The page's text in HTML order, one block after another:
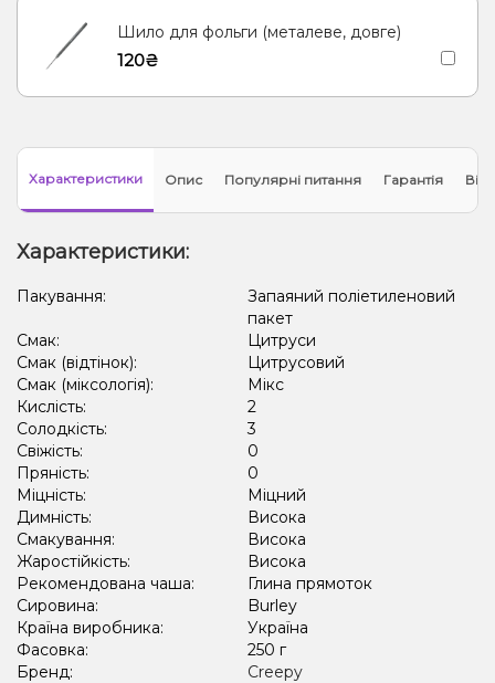
Шило для фольги (металеве, довге)
120₴
Характеристики Опис Популярні питання Гарантія
Характеристики:
Пакування:
Запаяний поліетиленовий
пакет
Смак:
Цитруси
Смак (відтінок):
Цитрусовий
Смак (міксологія):
Мікс
Кислість:
2
Солодкість:
3
Свіжість:
0
Пряність:
0
Міцність:
Міцний
Димність:
Висока
Смакування:
Висока
Жаростійкість:
Висока
Рекомендована чаша:
Глина прямоток
Сировина:
Burley
Країна виробника:
Україна
Фасовка:
250 г
Бренд:
Creepy